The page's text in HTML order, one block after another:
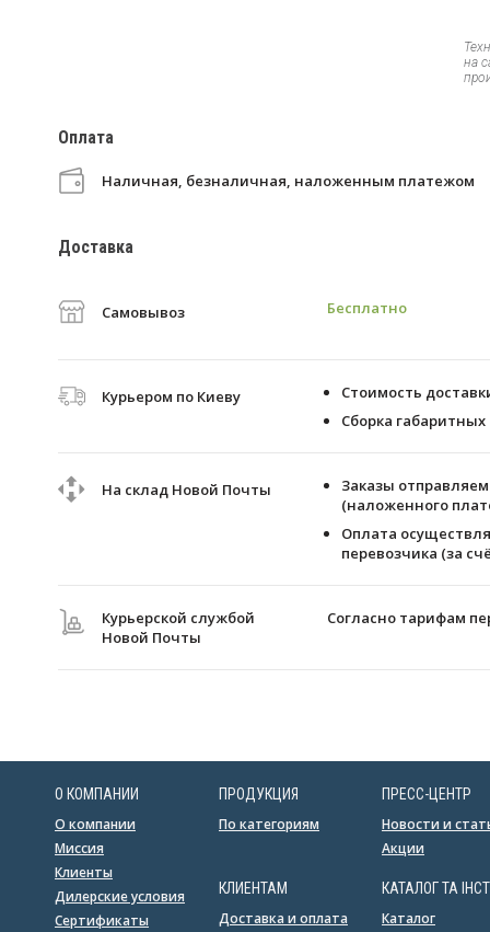
на
Оплата
Наличная, безналичная, наложенным платежом
Доставка
Самовывоз Бесплатно
Курьером по Киеву
Стоимость
Сборка
На склад Новой Почты
Заказы
(наложенного
Оплата
перевозчика (за
Курьерской службой
Новой Почты
Согласно тарифам
О КОМПАНИИ
О компании
Миссия
Клиенты
Дилерские условия
Сертификаты
ПРОДУКЦИЯ
По категориям
КЛИЕНТАМ
Доставка и оплата
ПРЕСС-ЦЕНТР
Новости и
Акции
КАТАЛОГ ТА
Каталог